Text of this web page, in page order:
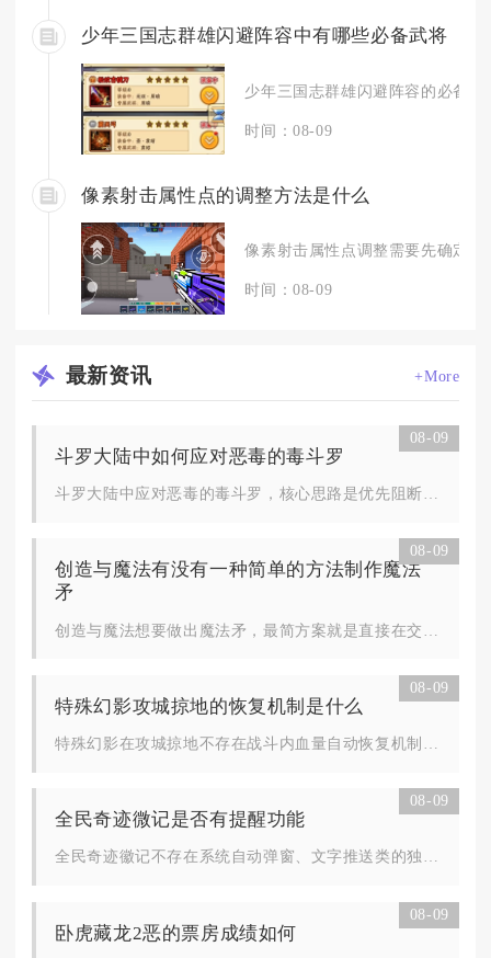
少年三国志群雄闪避阵容中有哪些必备武将
少年三国志群雄闪避阵容的必备
时间：08-09
像素射击属性点的调整方法是什么
像素射击属性点调整需要先确定
时间：08-09
最新资讯 +More
08-09
斗罗大陆中如何应对恶毒的毒斗罗
08-09
创造与魔法有没有一种简单的方法制作魔法
矛
08-09
特殊幻影攻城掠地的恢复机制是什么
08-09
全民奇迹微记是否有提醒功能
全民奇迹徽记不存在系统自动弹窗、文字推送类的独立提醒功能，但...
08-09
卧虎藏龙2恶的票房成绩如何